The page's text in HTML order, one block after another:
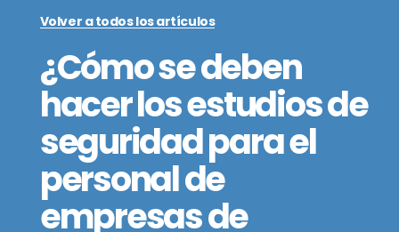
Volver a todos los artículos
¿Cómo se deben
hacer los estudios de
seguridad para el
personal de
empresas de